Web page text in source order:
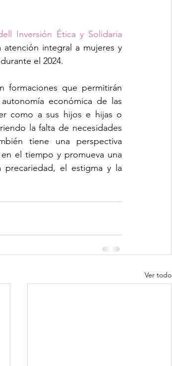
Inversión Ética y Solidaria
atención integral a mujeres y
el 2024.
formaciones que permitirán
económica de las
como a sus hijos e hijas o
la falta de necesidades
tiene una perspectiva
el tiempo y promueva una
precariedad, el estigma y la
Ver todo